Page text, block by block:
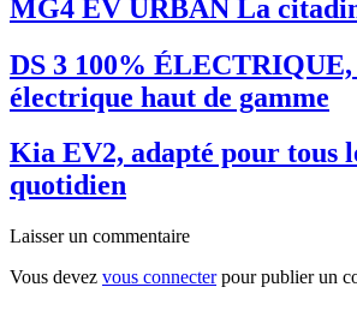
MG4 EV URBAN La
DS 3 100% ÉLECTRIQUE,
électrique haut de gamme
Kia EV2, adapté pour tous
quotidien
Laisser un commentaire
Vous devez vous connecterpour publier un